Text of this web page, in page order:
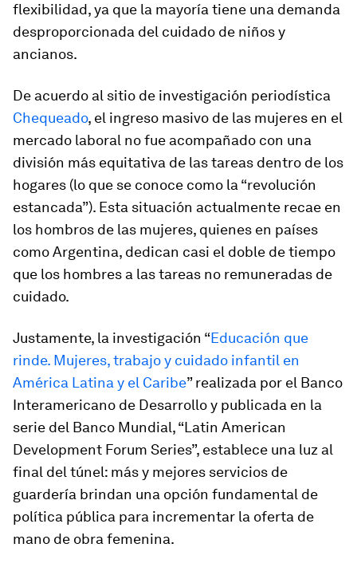
flexibilidad, ya que la mayoría tiene una demanda
desproporcionada del cuidado de niños y
ancianos.
De acuerdo al sitio de investigación periodística
Chequeado, el ingreso masivo de las mujeres en el
mercado laboral no fue acompañado con una
división más equitativa de las tareas dentro de los
hogares (lo que se conoce como la “revolución
estancada”). Esta situación actualmente recae en
los hombros de las mujeres, quienes en países
como Argentina, dedican casi el doble de tiempo
que los hombres a las tareas no remuneradas de
cuidado.
Justamente, la investigación “Educación que
rinde. Mujeres, trabajo y cuidado infantil en
América Latina y el Caribe” realizada por el Banco
Interamericano de Desarrollo y publicada en la
serie del Banco Mundial, “Latin American
Development Forum Series”, establece una luz al
final del túnel: más y mejores servicios de
guardería brindan una opción fundamental de
política pública para incrementar la oferta de
mano de obra femenina.